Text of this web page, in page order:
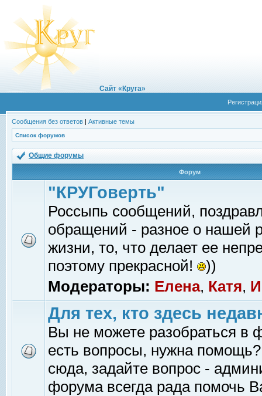
Сайт «Круга»
Сообщения без ответов | Активные темы
Список форумов
Общие форумы
Форум
"КРУГоверть"
Россыпь сообщений,
обращений - разное о нашей
жизни, то, что делает ее
поэтому прекрасной!
))
Модераторы: Елена, Катя,
Для тех, кто здесь
Вы не можете разобраться в
есть вопросы, нужна помощь?
сюда, задайте вопрос -
форума всегда рада помочь